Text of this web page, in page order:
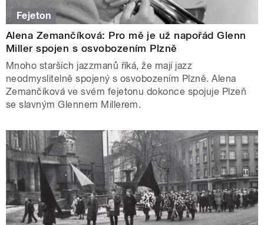
Fejeton
Alena Zemančíková: Pro mě je už napořád Glenn
Miller spojen s osvobozením Plzně
Mnoho starších jazzmanů říká, že mají jazz
neodmyslitelně spojený s osvobozením Plzně. Alena
Zemančíková ve svém fejetonu dokonce spojuje Plzeň
se slavným Glennem Millerem.